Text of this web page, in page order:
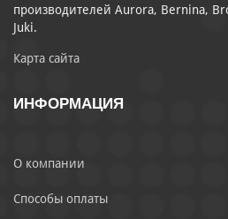
производителей Aurora, Bernina,
Juki.
Карта сайта
ИНФОРМАЦИЯ
О компании
Способы оплаты